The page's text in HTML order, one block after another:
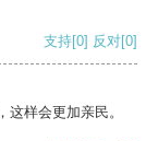
支持[0] 反对[0]
样会更加亲民。